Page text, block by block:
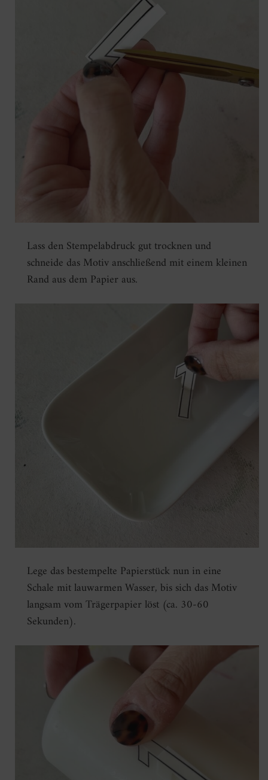
Lass den Stempelabdruck gut trocknen und
schneide das Motiv anschließend mit einem kleinen
Rand aus dem Papier aus.
Lege das bestempelte Papierstück nun in eine
Schale mit lauwarmen Wasser, bis sich das Motiv
langsam vom Trägerpapier löst (ca. 30-60
Sekunden).